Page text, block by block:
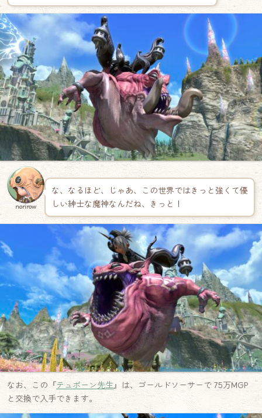
norirow
な、なるほど、じゃあ、この世界ではきっと強くて優
しい紳士な魔神なんだね、きっと！
なお、この『テュポーン先生』は、ゴールドソーサーで 75万MGP
と交換で入手できます。